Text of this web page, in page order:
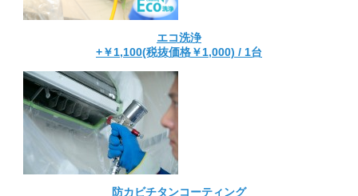
エコ洗浄
+￥1,100(税抜価格￥1,000) / 1台
防カビチタンコーティング